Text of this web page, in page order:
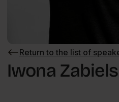
Return to the list of
Return
to
the
Iwona